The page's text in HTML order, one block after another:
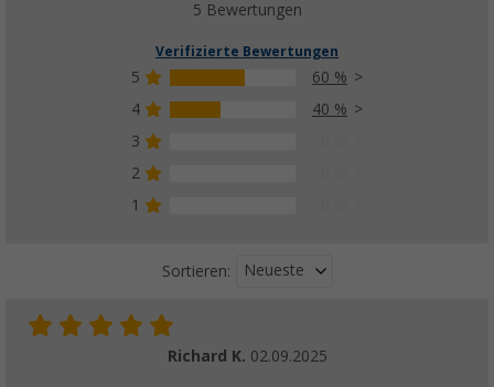
5 Bewertungen
Verifizierte Bewertungen
5
60 %
4
40 %
3
2
1
Sortieren: Neueste
Richard K. 02.09.2025